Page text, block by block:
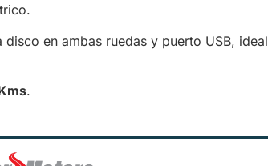
en ambas ruedas y puerto USB, ideal
.